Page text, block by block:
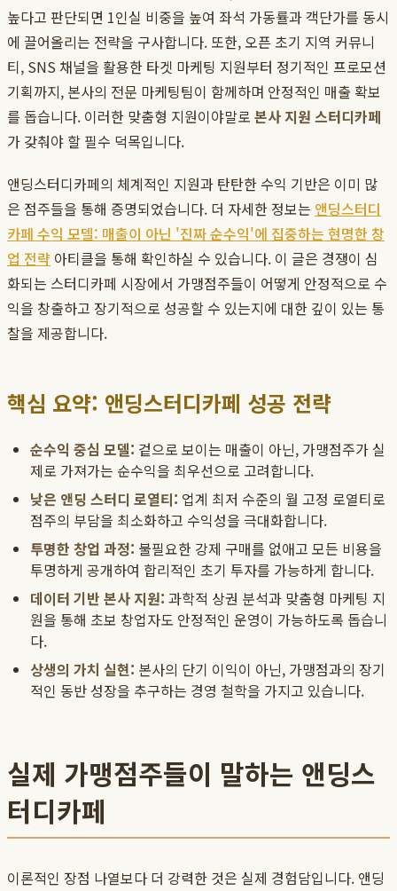
높다고 판단되면 1인실 비중을 높여 좌석 가동률과 객단가를 동시
에 끌어올리는 전략을 구사합니다. 또한, 오픈 초기 지역 커뮤니
티, SNS 채널을 활용한 타겟 마케팅 지원부터 정기적인 프로모션
기획까지, 본사의 전문 마케팅팀이 함께하며 안정적인 매출 확보
를 돕습니다. 이러한 맞춤형 지원이야말로 본사 지원 스터디카페
가 갖춰야 할 필수 덕목입니다.
앤딩스터디카페의 체계적인 지원과 탄탄한 수익 기반은 이미 많
은 점주들을 통해 증명되었습니다. 더 자세한 정보는 앤딩스터디
카페 수익 모델: 매출이 아닌 '진짜 순수익'에 집중하는 현명한 창
업 전략 아티클을 통해 확인하실 수 있습니다. 이 글은 경쟁이 심
화되는 스터디카페 시장에서 가맹점주들이 어떻게 안정적으로 수
익을 창출하고 장기적으로 성공할 수 있는지에 대한 깊이 있는 통
찰을 제공합니다.
핵심 요약: 앤딩스터디카페 성공 전략
순수익 중심 모델: 겉으로 보이는 매출이 아닌, 가맹점주가 실
제로 가져가는 순수익을 최우선으로 고려합니다.
낮은 앤딩 스터디 로열티: 업계 최저 수준의 월 고정 로열티로
점주의 부담을 최소화하고 수익성을 극대화합니다.
투명한 창업 과정: 불필요한 강제 구매를 없애고 모든 비용을
투명하게 공개하여 합리적인 초기 투자를 가능하게 합니다.
데이터 기반 본사 지원: 과학적 상권 분석과 맞춤형 마케팅 지
원을 통해 초보 창업자도 안정적인 운영이 가능하도록 돕습니
다.
상생의 가치 실현: 본사의 단기 이익이 아닌, 가맹점과의 장기
적인 동반 성장을 추구하는 경영 철학을 가지고 있습니다.
실제 가맹점주들이 말하는 앤딩스
터디카페
이론적인 장점 나열보다 더 강력한 것은 실제 경험담입니다. 앤딩